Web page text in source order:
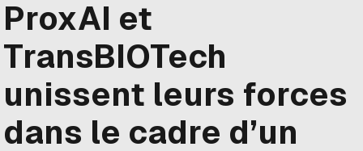
ProxAI et
TransBIOTech
unissent leurs forces
dans le cadre d’un